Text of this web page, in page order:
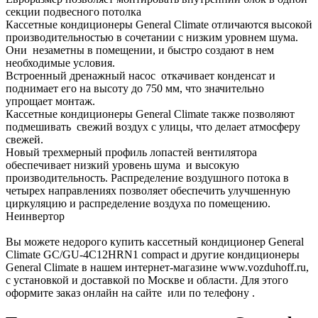
секции подвесного потолка
Кассетные кондиционеры General Climate отличаются высокой
производительностью в сочетании с низким уровнем шума.
Они незаметны в помещении, и быстро создают в нем
необходимые условия.
Встроенный дренажный насос откачивает конденсат и
поднимает его на высоту до 750 мм, что значительно
упрощает монтаж.
Кассетные кондиционеры General Climate также позволяют
подмешивать свежий воздух с улицы, что делает атмосферу
свежей.
Новый трехмерный профиль лопастей вентилятора
обеспечивает низкий уровень шума и высокую
производительность. Распределение воздушного потока в
четырех направлениях позволяет обеспечить улучшенную
циркуляцию и распределение воздуха по помещению.
Неинвертор
Вы можете недорого купить кассетный кондиционер General
Climate GC/GU-4C12HRN1 compact и другие кондиционеры
General Climate в нашем интернет-магазине www.vozduhoff.ru,
с установкой и доставкой по Москве и области. Для этого
оформите заказ онлайн на сайте или по телефону .